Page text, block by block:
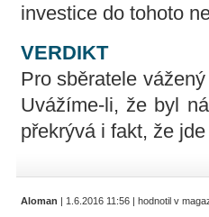
investice do tohoto
VERDIKT
Pro sběratele
Uvážíme-li, že byl
překrývá i fakt, že
Aloman | 1.6.2016 11:56 | hodnotil v